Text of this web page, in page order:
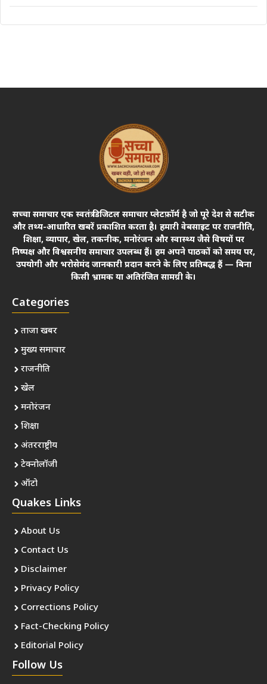
सच्चा समाचार एक स्वतंत्र डिजिटल समाचार प्लेटफ़ॉर्म है जो पूरे देश से सटीक
और तथ्य-आधारित खबरें प्रकाशित करता है। हमारी वेबसाइट पर राजनीति,
शिक्षा, व्यापार, खेल, तकनीक, मनोरंजन और स्वास्थ्य जैसे विषयों पर
निष्पक्ष और विश्वसनीय समाचार उपलब्ध हैं। हम अपने पाठकों को समय पर,
उपयोगी और भरोसेमंद जानकारी प्रदान करने के लिए प्रतिबद्ध हैं — बिना
किसी भ्रामक या अतिरंजित सामग्री के।
Categories
ताजा खबर
मुख्य समाचार
राजनीति
खेल
मनोरंजन
शिक्षा
अंतरराष्ट्रीय
टेक्नोलॉजी
ऑटो
Quakes Links
About Us
Contact Us
Disclaimer
Privacy Policy
Corrections Policy
Fact-Checking Policy
Editorial Policy
Follow Us